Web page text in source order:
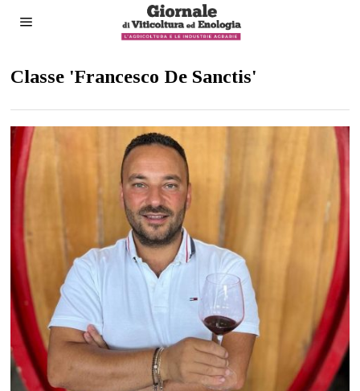
Classe 'Francesco De Sanctis'